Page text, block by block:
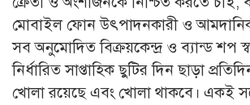
মোবাইল ফোন উৎপাদনকারী ও
সব অনুমোদিত বিক্রয়কেন্দ্র ও ব্যান্ড শপ
নির্ধারিত সাপ্তাহিক ছুটির দিন ছাড়া
খোলা রয়েছে এবং খোলা থাকবে। একই